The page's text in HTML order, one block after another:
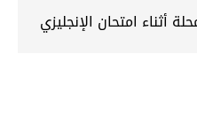
أثناء امتحان الإنجليزي